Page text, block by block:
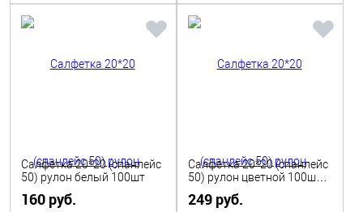
Салфетка 20*20 (спанлейс
50) рулон белый 100шт
160 руб.
Салфетка 20*20 (спанлейс
50) рулон цветной 100шт
249 руб.